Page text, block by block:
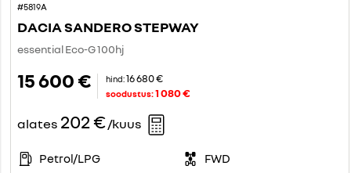
#5819A
DACIA SANDERO STEPWAY
essential Eco-G 100hj
15 600 € hind: 16 680 €
soodustus:1 080 €
alates 202 €/kuus
Petrol/LPG
FWD